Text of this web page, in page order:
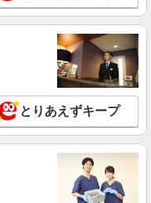
とりあえずキープ